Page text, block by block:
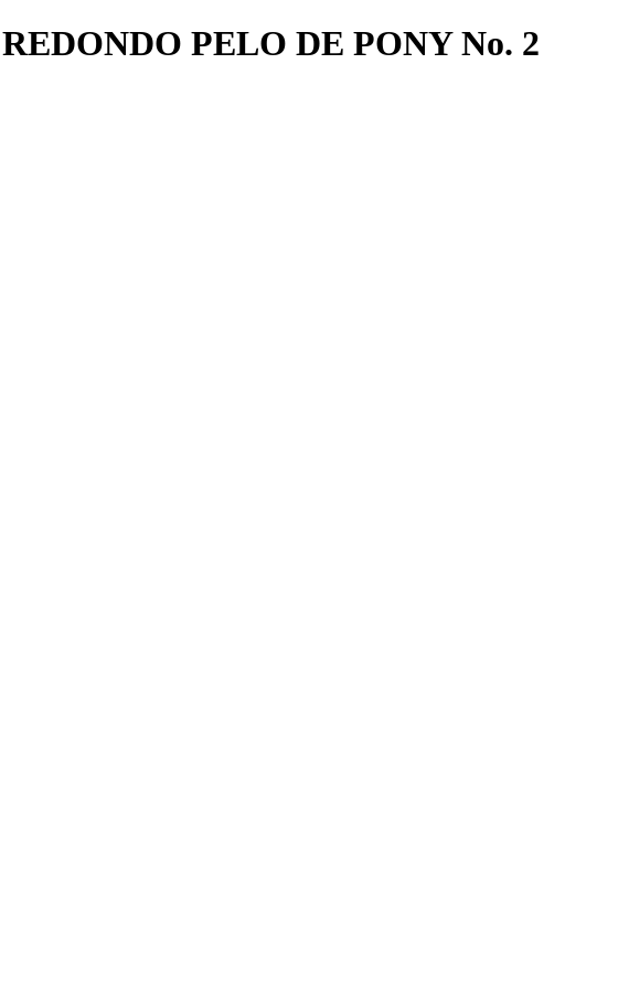
PELO DE PONY No. 2